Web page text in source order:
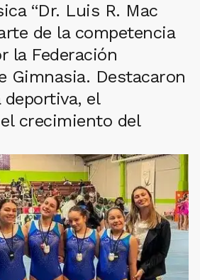
“Dr. Luis R. Mac
de la competencia
la Federación
Gimnasia. Destacaron
deportiva, el
crecimiento del